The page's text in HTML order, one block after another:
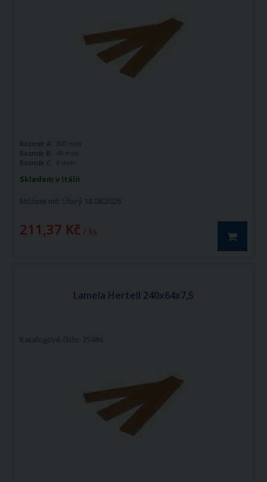
Skladem v Itálii
Můžete mít: Úterý 18.08.2026
211,37 Kč / ks
Rozměr A:
300 mm
Rozměr B:
40 mm
Rozměr C: 6 mm
Lamela Hertell 240x64x7,5
Katalogové číslo: 35486